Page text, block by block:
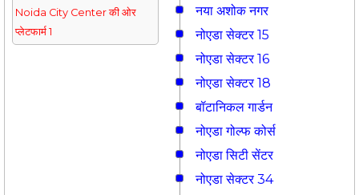
Noida City Center की ओर
प्लेटफार्म 1
नया अशोक नगर
नोएडा सेक्टर 15
नोएडा सेक्टर 16
नोएडा सेक्टर 18
बॉटानिकल गार्डन
नोएडा गोल्फ कोर्स
नोएडा सिटी सेंटर
नोएडा सेक्टर 34